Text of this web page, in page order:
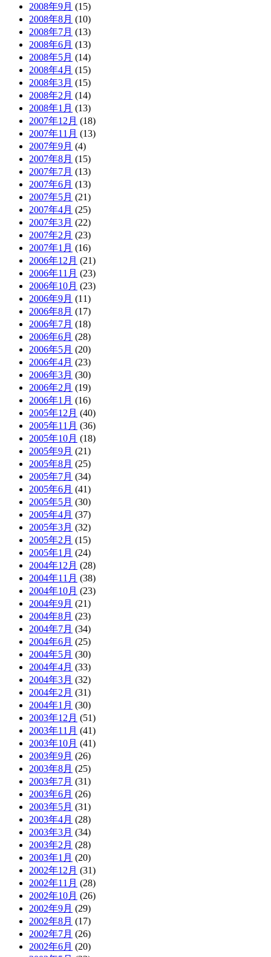
2008年9月 (15)
2008年8月 (10)
2008年7月 (13)
2008年6月 (13)
2008年5月 (14)
2008年4月 (15)
2008年3月 (15)
2008年2月 (14)
2008年1月 (13)
2007年12月 (18)
2007年11月 (13)
2007年9月 (4)
2007年8月 (15)
2007年7月 (13)
2007年6月 (13)
2007年5月 (21)
2007年4月 (25)
2007年3月 (22)
2007年2月 (23)
2007年1月 (16)
2006年12月 (21)
2006年11月 (23)
2006年10月 (23)
2006年9月 (11)
2006年8月 (17)
2006年7月 (18)
2006年6月 (28)
2006年5月 (20)
2006年4月 (23)
2006年3月 (30)
2006年2月 (19)
2006年1月 (16)
2005年12月 (40)
2005年11月 (36)
2005年10月 (18)
2005年9月 (21)
2005年8月 (25)
2005年7月 (34)
2005年6月 (41)
2005年5月 (30)
2005年4月 (37)
2005年3月 (32)
2005年2月 (15)
2005年1月 (24)
2004年12月 (28)
2004年11月 (38)
2004年10月 (23)
2004年9月 (21)
2004年8月 (23)
2004年7月 (34)
2004年6月 (25)
2004年5月 (30)
2004年4月 (33)
2004年3月 (32)
2004年2月 (31)
2004年1月 (30)
2003年12月 (51)
2003年11月 (41)
2003年10月 (41)
2003年9月 (26)
2003年8月 (25)
2003年7月 (31)
2003年6月 (26)
2003年5月 (31)
2003年4月 (28)
2003年3月 (34)
2003年2月 (28)
2003年1月 (20)
2002年12月 (31)
2002年11月 (28)
2002年10月 (26)
2002年9月 (29)
2002年8月 (17)
2002年7月 (26)
2002年6月 (20)